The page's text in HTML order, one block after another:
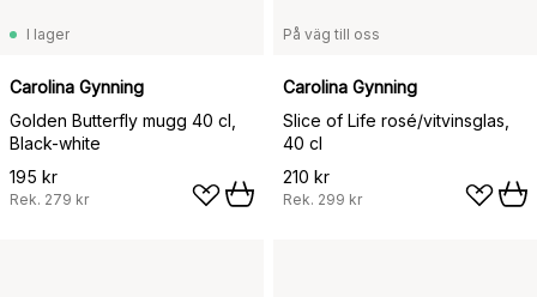
I lager
Carolina Gynning
Golden Butterfly mugg 40 cl,
Black-white
195 kr
Rek. 279 kr
På väg till oss
Carolina Gynning
Slice of Life rosé/vitvinsglas,
40 cl
210 kr
Rek. 299 kr